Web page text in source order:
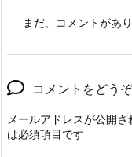
まだ、コメントがあ
コメントをどうぞ
メールアドレスが公開さ
は必須項目です